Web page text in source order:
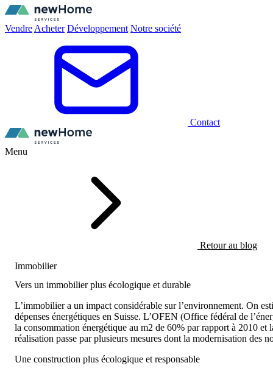
Vendre Acheter Développement Notre société
Contact
Menu
Retour au blog
Immobilier
Vers un immobilier plus écologique et durable
L’immobilier a un impact considérable sur l’environnement. On
dépenses énergétiques en Suisse. L’OFEN (Office fédéral de
la consommation énergétique au m2 de 60% par rapport à 2010
réalisation passe par plusieurs mesures dont la modernisation des
Une construction plus écologique et responsable